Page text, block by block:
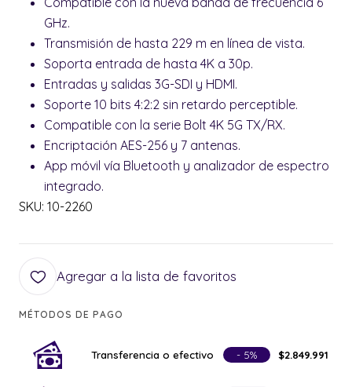
GHz.
Transmisión de hasta 229 m en línea de vista.
Soporta entrada de hasta 4K a 30p.
Entradas y salidas 3G-SDI y HDMI.
Soporte 10 bits 4:2:2 sin retardo perceptible.
Compatible con la serie Bolt 4K 5G TX/RX.
Encriptación AES-256 y 7 antenas.
App móvil vía Bluetooth y analizador de espectro
integrado.
SKU: 10-2260
Agregar a la lista de favoritos
MÉTODOS DE PAGO
Transferencia o efectivo - 5% $2.849.991